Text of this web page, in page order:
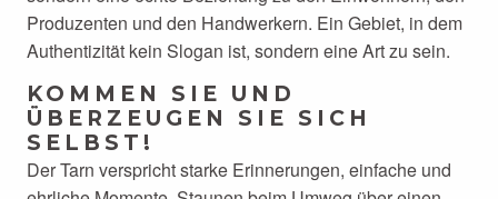
Produzenten und den Handwerkern. Ein Gebiet, in dem
Authentizität kein Slogan ist, sondern eine Art zu sein.
KOMMEN SIE UND
ÜBERZEUGEN SIE SICH
SELBST!
Der Tarn verspricht starke Erinnerungen, einfache und